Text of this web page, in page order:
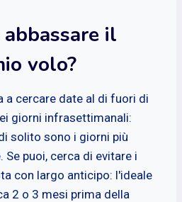
abbassare il
volo?
a cercare date al di fuori di
giorni infrasettimanali:
solito sono i giorni più
puoi, cerca di evitare i
con largo anticipo: l'ideale
2 o 3 mesi prima della